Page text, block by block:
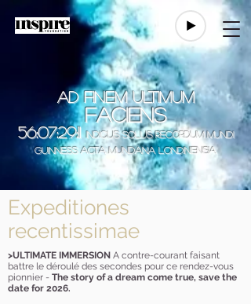
AD FINEM ULTIMUM
FACIENS
56:07:29:11
INDICUS SOLUS recordum mundi
Guinness Acta Mundana Londiniensia
Expeditiones
recentissimae
>ULTIMATE IMMERSION A contre-courant faisant
battre le déroulé des secondes pour ce rendez-vous
pionnier - The story of a dream come true, save the
date for 2026.